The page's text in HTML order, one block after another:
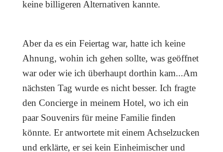
keine billigeren Alternativen kannte.
Aber da es ein Feiertag war, hatte ich keine
Ahnung, wohin ich gehen sollte, was geöffnet
war oder wie ich überhaupt dorthin kam...Am
nächsten Tag wurde es nicht besser. Ich fragte
den Concierge in meinem Hotel, wo ich ein
paar Souvenirs für meine Familie finden
könnte. Er antwortete mit einem Achselzucken
und erklärte, er sei kein Einheimischer und